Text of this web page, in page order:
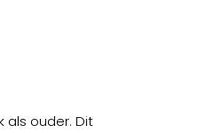
als ouder. Dit